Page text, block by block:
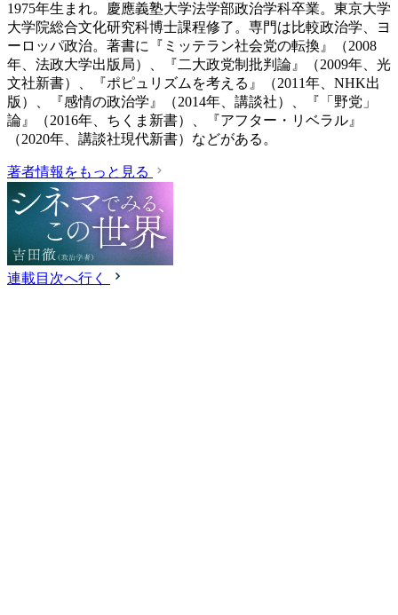
1975年生まれ。慶應義塾大学法学部政治学科卒業。東京大学
大学院総合文化研究科博士課程修了。専門は比較政治学、ヨ
ーロッパ政治。著書に『ミッテラン社会党の転換』（2008
年、法政大学出版局）、『二大政党制批判論』（2009年、光
文社新書）、『ポピュリズムを考える』（2011年、NHK出
版）、『感情の政治学』（2014年、講談社）、『「野党」
論』（2016年、ちくま新書）、『アフター・リベラル』
（2020年、講談社現代新書）などがある。
著者情報をもっと見る
連載目次へ行く